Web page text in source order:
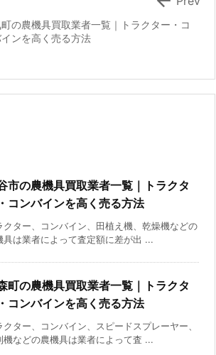
の農機具買取業者一覧｜トラクター・コ
インを高く売る方法
市の農機具買取業者一覧｜トラクタ
コンバインを高く売る方法
クター、コンバイン、田植え機、乾燥機などの
具は業者によって査定額に差が出 ...
町の農機具買取業者一覧｜トラクタ
コンバインを高く売る方法
クター、コンバイン、スピードスプレーヤー、
機などの農機具は業者によって査 ...